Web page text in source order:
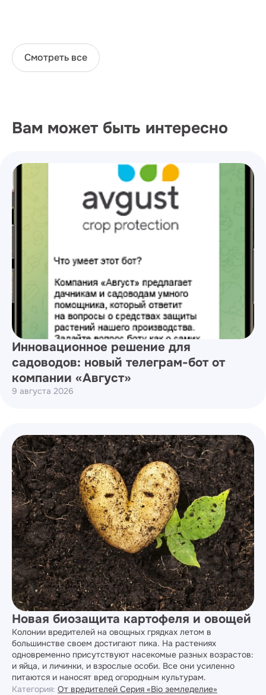
Смотреть все
Вам может быть интересно
Инновационное решение для
садоводов: новый телеграм-бот от
компании «Август»
9 августа 2026
Новая биозащита картофеля и овощей
Колонии вредителей на овощных грядках летом в
большинстве своем достигают пика. На растениях
одновременно присутствуют насекомые разных возрастов:
и яйца, и личинки, и взрослые особи. Все они усиленно
питаются и наносят вред огородным культурам.
Категория: От вредителей Серия «Bio земледелие»